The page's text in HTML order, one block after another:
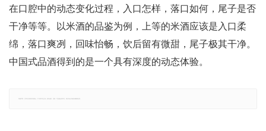
在口腔中的动态变化过程，入口怎样，落口如何，尾子是否
干净等等。以米酒的品鉴为例，上等的米酒应该是入口柔
绵，落口爽冽，回味怡畅，饮后留有微甜，尾子极其干净。
中国式品酒得到的是一个具有深度的动态体验。